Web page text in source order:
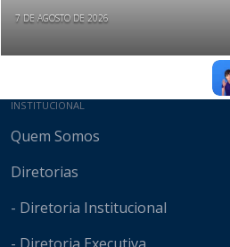
7 DE AGOSTO DE 2026
Mapa do site
INSTITUCIONAL
Quem Somos
Diretorias
- Diretoria Institucional